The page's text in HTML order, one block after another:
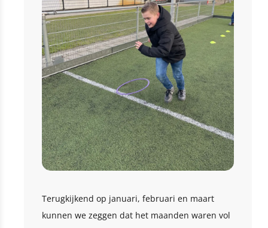
Terugkijkend op januari, februari en maart
kunnen we zeggen dat het maanden waren vol